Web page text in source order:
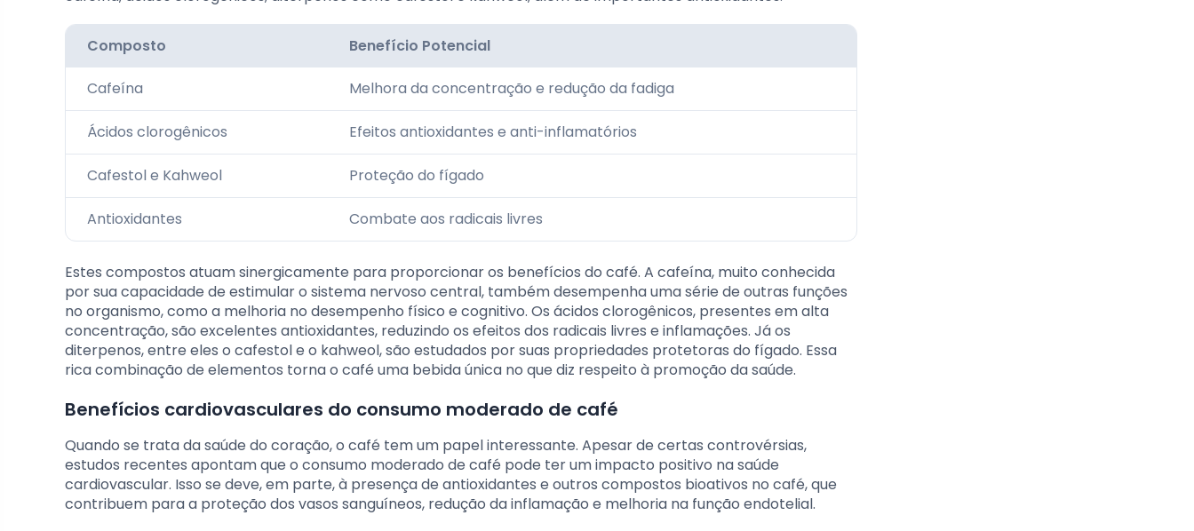
Composto Benefício Potencial
Cafeína Melhora da concentração e redução da fadiga
Ácidos clorogênicos Efeitos antioxidantes e anti-inflamatórios
Cafestol e Kahweol Proteção do fígado
Antioxidantes Combate aos radicais livres
Estes compostos atuam sinergicamente para proporcionar os benefícios do café. A cafeína, muito conhecida
por sua capacidade de estimular o sistema nervoso central, também desempenha uma série de outras funções
no organismo, como a melhoria no desempenho físico e cognitivo. Os ácidos clorogênicos, presentes em alta
concentração, são excelentes antioxidantes, reduzindo os efeitos dos radicais livres e inflamações. Já os
diterpenos, entre eles o cafestol e o kahweol, são estudados por suas propriedades protetoras do fígado. Essa
rica combinação de elementos torna o café uma bebida única no que diz respeito à promoção da saúde.
Benefícios cardiovasculares do consumo moderado de café
Quando se trata da saúde do coração, o café tem um papel interessante. Apesar de certas controvérsias,
estudos recentes apontam que o consumo moderado de café pode ter um impacto positivo na saúde
cardiovascular. Isso se deve, em parte, à presença de antioxidantes e outros compostos bioativos no café, que
contribuem para a proteção dos vasos sanguíneos, redução da inflamação e melhoria na função endotelial.